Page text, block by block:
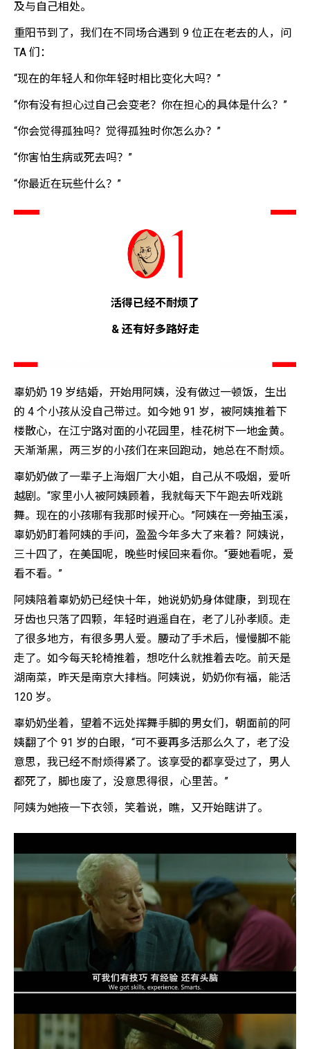
及与自己相处。
重阳节到了，我们在不同场合遇到 9 位正在老去的人，问
TA 们：
“现在的年轻人和你年轻时相比变化大吗？”
“你有没有担心过自己会变老？你在担心的具体是什么？”
“你会觉得孤独吗？觉得孤独时你怎么办？”
“你害怕生病或死去吗？”
“你最近在玩些什么？”
活得已经不耐烦了
& 还有好多路好走
辜奶奶 19 岁结婚，开始用阿姨，没有做过一顿饭，生出
的 4 个小孩从没自己带过。如今她 91 岁，被阿姨推着下
楼散心，在江宁路对面的小花园里，桂花树下一地金黄。
天渐渐黑，两三岁的小孩们在来回跑动，她总在不耐烦。
辜奶奶做了一辈子上海烟厂大小姐，自己从不吸烟，爱听
越剧。“家里小人被阿姨顾着，我就每天下午跑去听戏跳
舞。现在的小孩哪有我那时候开心。”阿姨在一旁抽玉溪，
辜奶奶盯着阿姨的手问，盈盈今年多大了来着？阿姨说，
三十四了，在美国呢，晚些时候回来看你。“要她看呢，爱
看不看。”
阿姨陪着辜奶奶已经快十年，她说奶奶身体健康，到现在
牙齿也只落了四颗，年轻时逍遥自在，老了儿孙孝顺。走
了很多地方，有很多男人爱。腰动了手术后，慢慢脚不能
走了。如今每天轮椅推着，想吃什么就推着去吃。前天是
湖南菜，昨天是南京大排档。阿姨说，奶奶你有福，能活
120 岁。
辜奶奶坐着，望着不远处挥舞手脚的男女们，朝面前的阿
姨翻了个 91 岁的白眼，“可不要再多活那么久了，老了没
意思，我已经不耐烦得紧了。该享受的都享受过了，男人
都死了，脚也废了，没意思得很，心里苦。”
阿姨为她掖一下衣领，笑着说，瞧，又开始瞎讲了。